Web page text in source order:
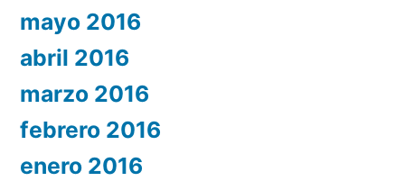
mayo 2016
abril 2016
marzo 2016
febrero 2016
enero 2016